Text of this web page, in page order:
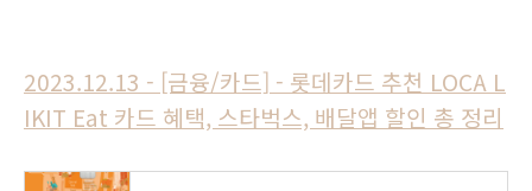
2023.12.13 - [금융/카드] - 롯데카드 추천 LOCA L
IKIT Eat 카드 혜택, 스타벅스, 배달앱 할인 총 정리